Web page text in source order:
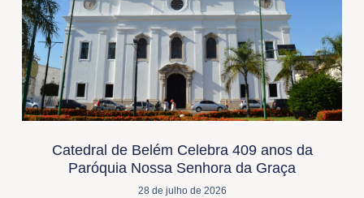
Catedral de Belém Celebra 409 anos da
Paróquia Nossa Senhora da Graça
28 de julho de 2026